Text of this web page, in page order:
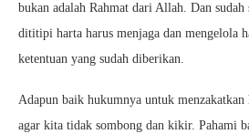
bukan adalah Rahmat dari Allah. Dan sudah
dititipi harta harus menjaga dan mengelola
ketentuan yang sudah diberikan.
Adapun baik hukumnya untuk menzakatkan
agar kita tidak sombong dan kikir. Pahami